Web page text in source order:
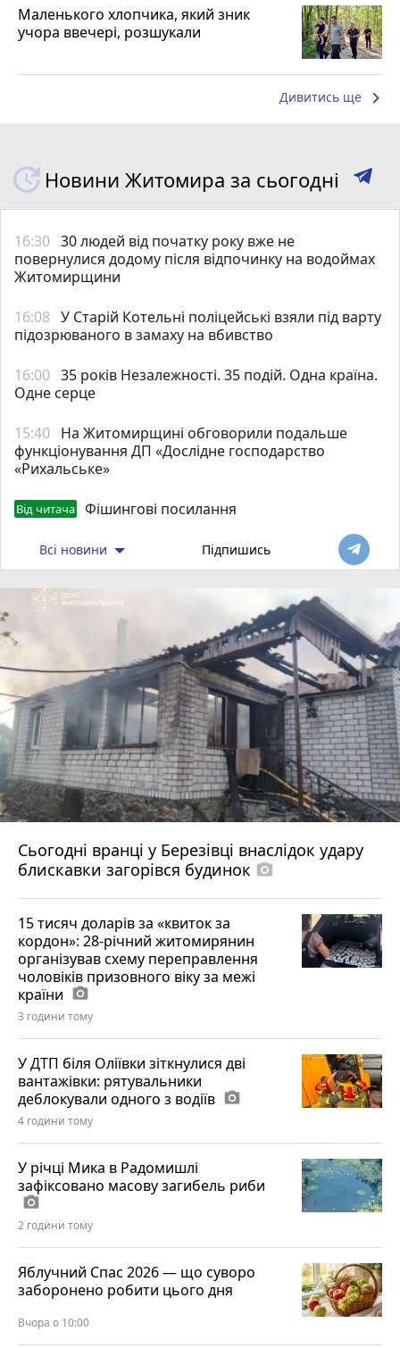
Маленького хлопчика, який зник
учора ввечері, розшукали
Дивитись ще keyboard_arrow_right
Новини Житомира за сьогодні
16:30 30 людей від початку року вже не
повернулися додому після відпочинку на водоймах
Житомирщини
16:08 У Старій Котельні поліцейські взяли під варту
підозрюваного в замаху на вбивство
16:00 35 років Незалежності. 35 подій. Одна країна.
Одне серце
15:40 На Житомирщині обговорили подальше
функціонування ДП «Дослідне господарство
«Рихальське»
Від читача Фішингові посилання
Всі новини Підпишись
Сьогодні вранці у Березівці внаслідок удару
блискавки загорівся будинок photo_camera
15 тисяч доларів за «квиток за
кордон»: 28-річний житомирянин
організував схему переправлення
чоловіків призовного віку за межі
країни photo_camera
3 години тому
У ДТП біля Оліївки зіткнулися дві
вантажівки: рятувальники
деблокували одного з водіїв photo_camera
4 години тому
У річці Мика в Радомишлі
зафіксовано масову загибель риби
photo_camera
2 години тому
Яблучний Спас 2026 — що суворо
заборонено робити цього дня
Вчора о 10:00